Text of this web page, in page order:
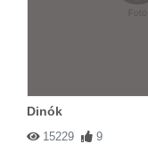
Dinók
15229 9